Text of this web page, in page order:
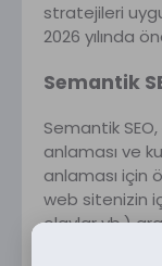
stratejileri
2026 yılında
Semantik
Semantik
anlaması ve
anlaması için
web sitenizin
olaylar vb.)